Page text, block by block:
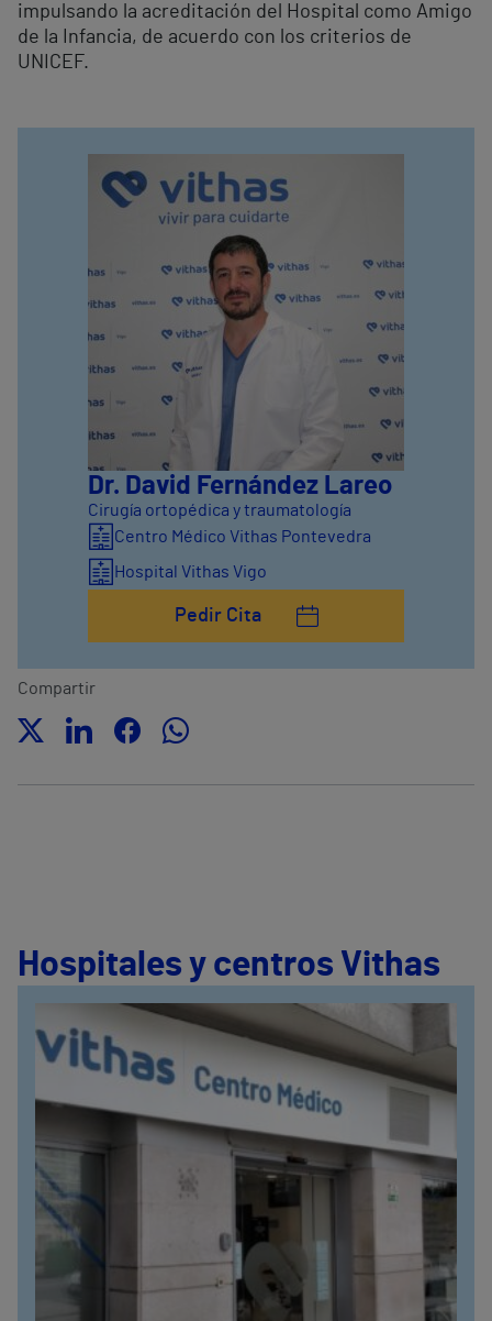
impulsando la acreditación del Hospital como Amigo
de la Infancia, de acuerdo con los criterios de
UNICEF.
Dr. David Fernández Lareo
Cirugía ortopédica y traumatología
Centro Médico Vithas Pontevedra
Hospital Vithas Vigo
Pedir Cita
Compartir
Hospitales y centros Vithas